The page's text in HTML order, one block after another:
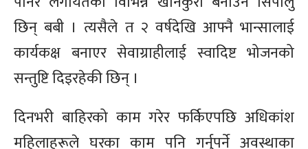
छिन् बबी । त्यसैले त २ वर्षदेखि आफ्नै भान्सालाई
कार्यकक्ष बनाएर सेवाग्राहीलाई स्वादिष्ट भोजनको
सन्तुष्टि दिइरहेकी छिन् ।
दिनभरी बाहिरको काम गरेर फर्किएपछि अधिकांश
महिलाहरूले घरका काम पनि गर्नुपर्ने अवस्थाका